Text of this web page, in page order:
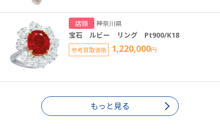
店頭 神奈川県
宝石 ルビー リング Pt900/K18
参考買取価格 1,220,000円
もっと見る